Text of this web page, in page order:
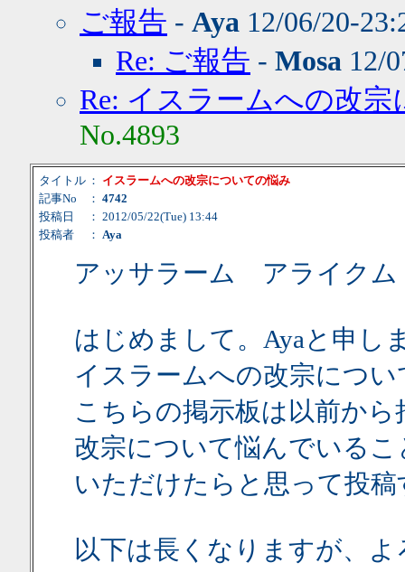
ご報告 - Aya 12/06/20-
Re: ご報告 - Mosa 12/
Re: イスラームへの改
No.4893
タイトル ： イスラームへの改宗についての悩み
記事No
： 4742
投稿日
： 2012/05/22(Tue) 13:44
投稿者
： Aya
アッサラーム アライクム
はじめまして。Ayaと申し
イスラームへの改宗につ
こちらの掲示板は以前か
改宗について悩んでいる
いただけたらと思って投
以下は長くなりますが、